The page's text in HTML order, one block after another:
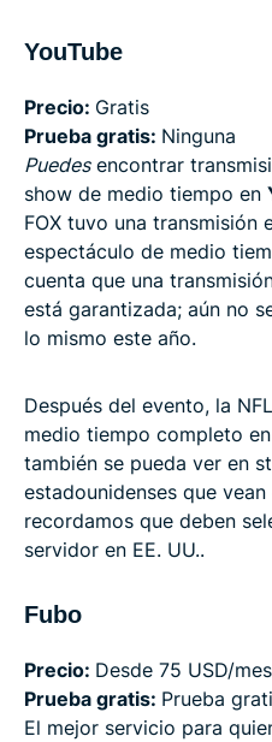
YouTube
Precio: Gratis
Prueba gratis: Ninguna
Puedesencontrar
show de medio tiempo en
FOX tuvo una transmisión
espectáculo de medio
cuenta que una
está garantizada; aún no
lo mismo este año.
Después del evento, la
medio tiempo completo
también se pueda ver en
estadounidenses que
recordamos que deben
servidor en EE. UU..
Fubo
Precio: Desde 75 USD/mes
Prueba gratis: Prueba
El mejor servicio para